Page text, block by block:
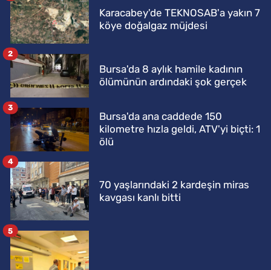
Karacabey'de TEKNOSAB'a yakın 7
köye doğalgaz müjdesi
Bursa'da 8 aylık hamile kadının
ölümünün ardındaki şok gerçek
2
Bursa'da ana caddede 150
kilometre hızla geldi, ATV'yi biçti: 1
ölü
3
70 yaşlarındaki 2 kardeşin miras
kavgası kanlı bitti
4
5